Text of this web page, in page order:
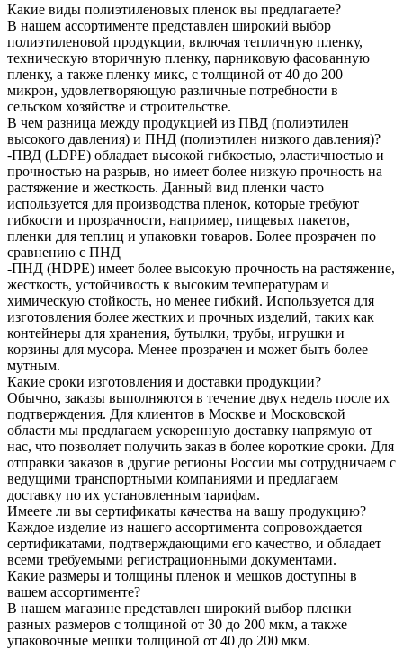
Какие виды полиэтиленовых пленок вы предлагаете?
В нашем ассортименте представлен широкий выбор
полиэтиленовой продукции, включая тепличную пленку,
техническую вторичную пленку, парниковую фасованную
пленку, а также пленку микс, с толщиной от 40 до 200
микрон, удовлетворяющую различные потребности в
сельском хозяйстве и строительстве.
В чем разница между продукцией из ПВД (полиэтилен
высокого давления) и ПНД (полиэтилен низкого давления)?
-ПВД (LDPE) обладает высокой гибкостью, эластичностью и
прочностью на разрыв, но имеет более низкую прочность на
растяжение и жесткость. Данный вид пленки часто
используется для производства пленок, которые требуют
гибкости и прозрачности, например, пищевых пакетов,
пленки для теплиц и упаковки товаров. Более прозрачен по
сравнению с ПНД
-ПНД (HDPE) имеет более высокую прочность на растяжение,
жесткость, устойчивость к высоким температурам и
химическую стойкость, но менее гибкий. Используется для
изготовления более жестких и прочных изделий, таких как
контейнеры для хранения, бутылки, трубы, игрушки и
корзины для мусора. Менее прозрачен и может быть более
мутным.
Какие сроки изготовления и доставки продукции?
Обычно, заказы выполняются в течение двух недель после их
подтверждения. Для клиентов в Москве и Московской
области мы предлагаем ускоренную доставку напрямую от
нас, что позволяет получить заказ в более короткие сроки. Для
отправки заказов в другие регионы России мы сотрудничаем с
ведущими транспортными компаниями и предлагаем
доставку по их установленным тарифам.
Имеете ли вы сертификаты качества на вашу продукцию?
Каждое изделие из нашего ассортимента сопровождается
сертификатами, подтверждающими его качество, и обладает
всеми требуемыми регистрационными документами.
Какие размеры и толщины пленок и мешков доступны в
вашем ассортименте?
В нашем магазине представлен широкий выбор пленки
разных размеров с толщиной от 30 до 200 мкм, а также
упаковочные мешки толщиной от 40 до 200 мкм.